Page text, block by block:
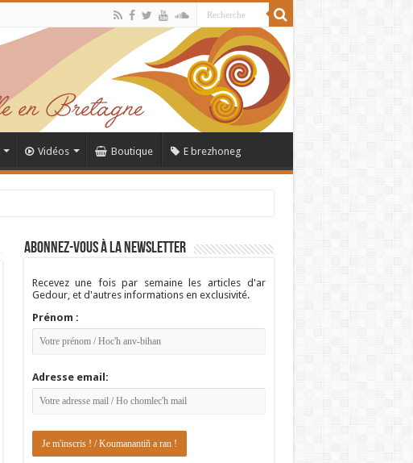
Vidéos Boutique E brezhoneg
Abonnez-vous à la newsletter
Recevez une fois par semaine les articles d'ar
Gedour, et d'autres informations en exclusivité.
Prénom :
Adresse email: